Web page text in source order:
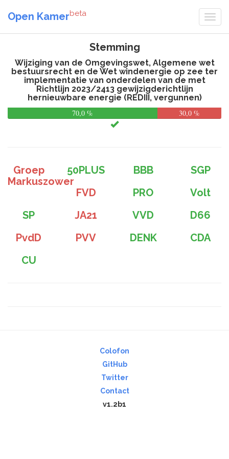
Open Kamerbeta
Stemming
Wijziging van de Omgevingswet, Algemene wet
bestuursrecht en de Wet windenergie op zee ter
implementatie van onderdelen van de met
Richtlijn 2023/2413 gewijzigderichtlijn
hernieuwbare energie (REDIII, vergunnen)
70,0 %
30,0 %
Groep
Markuszower
50PLUS BBB
SGP
FVD
PRO
Volt
SP
JA21 VVD
D66
PvdD
PVV DENK
CDA
CU
Colofon
GitHub
Twitter
Contact
v1.2b1